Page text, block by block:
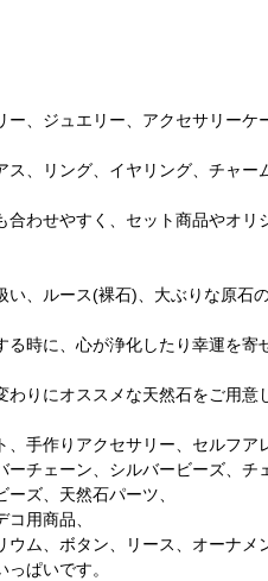
、ジュエリー、アクセサリーケ
、リング、イヤリング、チャ
わせやすく、セット商品やオリ
、ルース(裸石)、大ぶりな原石
時に、心が浄化したり幸運を
りにオススメな天然石をご用意
手作りアクセサリー、セルフア
チェーン、シルバービーズ、チ
ズ、天然石パーツ、
用商品、
ム、ボタン、リース、オーナメ
ぱいです。